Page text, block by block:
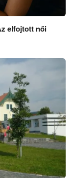
elfojtott női